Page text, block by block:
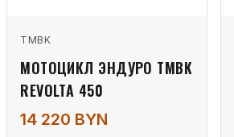
TMBK
МОТОЦИКЛ ЭНДУРО TMBK
REVOLTA 450
14 220 BYN